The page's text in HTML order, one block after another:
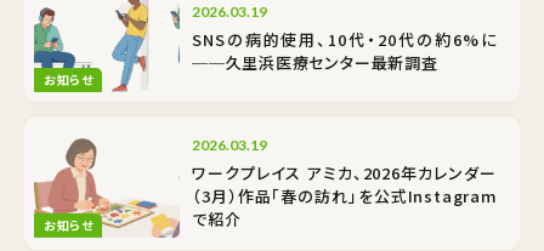
お知らせ
2026.03.19
SNSの病的使用、10代・20代の約6%に
──久里浜医療センター最新調査
お知らせ
2026.03.19
ワークプレイス アミカ、2026年カレンダー
（3月）作品「春の訪れ」を公式Instagram
で紹介